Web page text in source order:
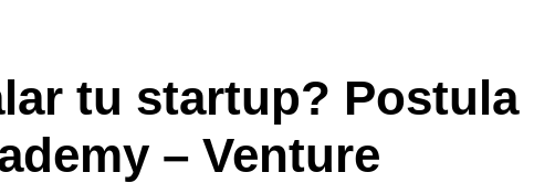
tu startup? Postula
– Venture